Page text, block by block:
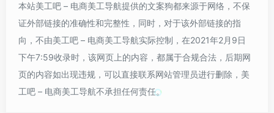
本站美工吧 – 电商美工导航提供的文案狗都来源于网络，不保
证外部链接的准确性和完整性，同时，对于该外部链接的指
向，不由美工吧 – 电商美工导航实际控制，在2021年2月9日
下午7:59收录时，该网页上的内容，都属于合规合法，后期网
页的内容如出现违规，可以直接联系网站管理员进行删除，美
工吧 – 电商美工导航不承担任何责任。